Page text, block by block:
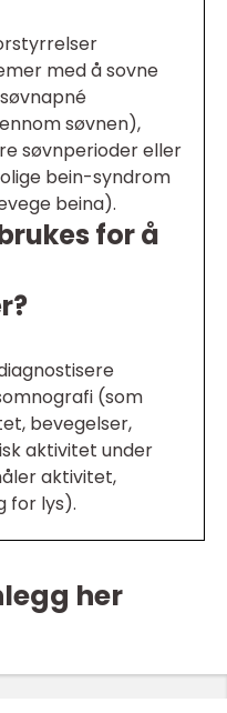
med å sovne
søvnen),
søvnperioder eller
bein-syndrom
beina).
for å
(som
bevegelser,
aktivitet under
aktivitet,
for lys).
her